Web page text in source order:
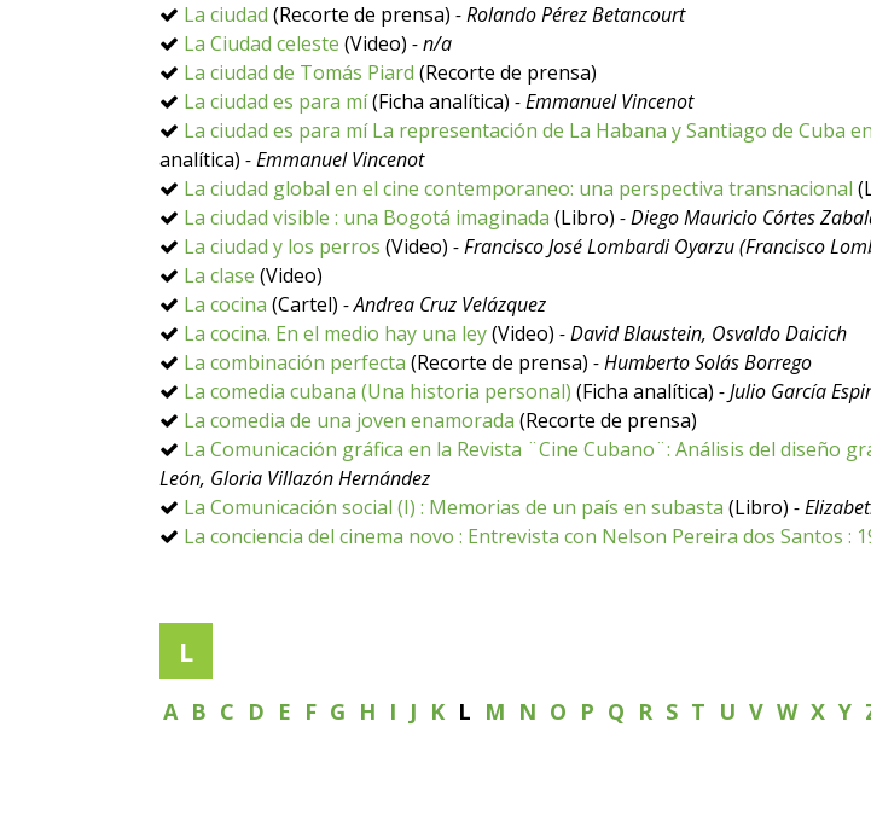
La ciudad (Recorte de prensa) - Rolando Pérez Betancourt
La Ciudad celeste (Video) - n/a
La ciudad de Tomás Piard (Recorte de prensa)
La ciudad es para mí(Ficha analítica) - Emmanuel Vincenot
La ciudad es para mí La representación de La Habana y Santiago de Cuba
analítica) - Emmanuel Vincenot
La ciudad global en el cine contemporaneo: una perspectiva transnacional
La ciudad visible : una Bogotá imaginada (Libro) - Diego Mauricio Córtes
La ciudad y los perros (Video) - Francisco José Lombardi Oyarzu (Francisco
La clase (Video)
La cocina (Cartel) - Andrea Cruz Velázquez
La cocina. En el medio hay una ley(Video) - David Blaustein, Osvaldo Daicich
La combinación perfecta (Recorte de prensa) - Humberto Solás Borrego
La comedia cubana (Una historia personal) (Ficha analítica) - Julio García
La comedia de una joven enamorada (Recorte de prensa)
La Comunicación gráfica en la Revista ¨Cine Cubano¨: Análisis del diseño
León, Gloria Villazón Hernández
La Comunicación social (I) : Memorias de un país en subasta (Libro) -
La conciencia del cinema novo : Entrevista con Nelson Pereira dos Santos :
L
A B C D E F G H I J K L M N O P Q R S T U V W X Y